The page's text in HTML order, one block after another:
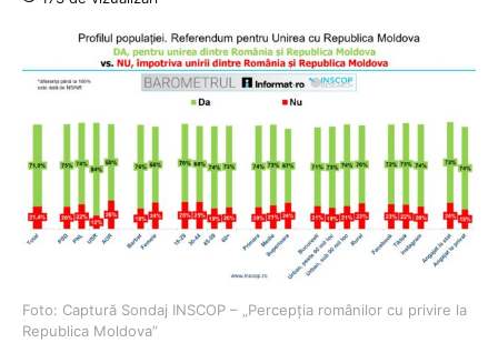
Foto: Captură Sondaj INSCOP – „Percepția românilor cu privire la
Republica Moldova”